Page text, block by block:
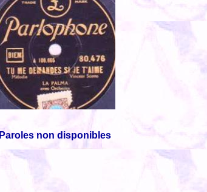
Paroles non disponibles